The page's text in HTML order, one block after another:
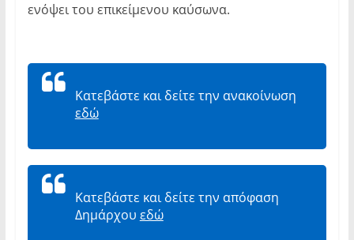
ενόψει του επικείμενου καύσωνα.
Κατεβάστε και δείτε την ανακοίνωση
εδώ
Κατεβάστε και δείτε την απόφαση
Δημάρχου εδώ